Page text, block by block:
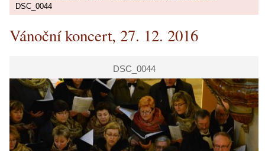
DSC_0044
Vánoční koncert, 27. 12. 2016
DSC_0044